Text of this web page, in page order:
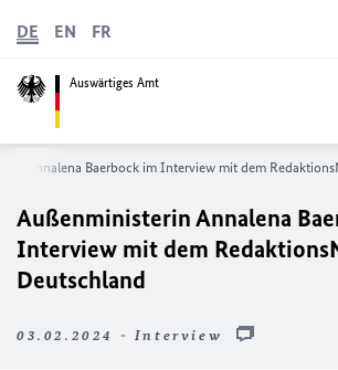
Auswärtiges Amt
DE EN FR
Annalena Baerbock im Interview mit dem
Außenministerin Annalena
Interview mit dem
Deutschland
03.02.2024 - Interview